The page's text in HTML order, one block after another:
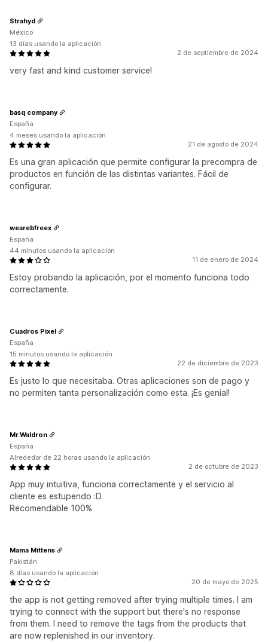
2 de septiembre de 2024
very fast and kind customer service!
Strahyd
México
13 días usando la aplicación
21 de agosto de 2024
Es una gran aplicación que permite configurar la precompra de
productos en función de las distintas variantes. Fácil de
configurar.
basq company
España
4 meses usando la aplicación
11 de enero de 2024
Estoy probando la aplicación, por el momento funciona todo
correctamente.
wearebfreex
España
44 minutos usando la aplicación
22 de diciembre de 2023
Es justo lo que necesitaba. Otras aplicaciones son de pago y
no permiten tanta personalización como esta. ¡Es genial!
Cuadros Pixel
España
15 minutos usando la aplicación
2 de octubre de 2023
App muy intuitiva, funciona correctamente y el servicio al
cliente es estupendo :D.
Recomendable 100%
Mr.Waldron
España
Alrededor de 22 horas usando la aplicación
20 de mayo de 2025
the app is not getting removed after trying multiple times. I am
trying to connect with the support but there's no response
from them. I need to remove the tags from the products that
are now replenished in our inventory.
Mama Mittens
Pakistán
8 días usando la aplicación